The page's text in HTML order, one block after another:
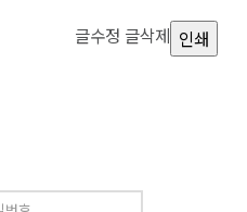
인쇄
글수정 글삭제